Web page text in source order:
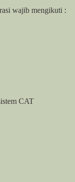
wajib mengikuti :
CAT